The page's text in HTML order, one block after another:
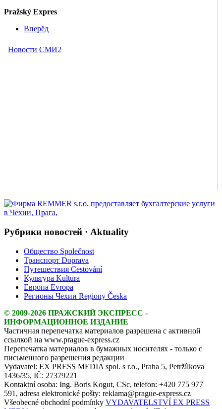
Pražský Expres
Вперёд
Рубрики новостей · Aktuality
Общество Společnost
Транспорт Doprava
Путешествия Cestování
Культура Kultura
Европа Evropa
Регионы Чехии Regiony Česka
© 2009-2026 ПРАЖСКИЙ ЭКСПРЕСС -
ИНФОРМАЦИОННОЕ ИЗДАНИЕ
Частичная перепечатка материалов разрешена с активной
ссылкой на www.prague-express.cz
Перепечатка материалов в бумажных носителях - только с
письменного разрешения редакции
Vydavatel: EX PRESS MEDIA spol. s r.o., Praha 5, Petržílkova
1436/35, IČ: 27379221
Kontaktní osoba: Ing. Boris Kogut, CSc, telefon: +420 775 977
591, adresa elektronické pošty: reklama@prague-express.cz
Všeobecné obchodní podmínky VYDAVATELSTVÍ EX PRESS